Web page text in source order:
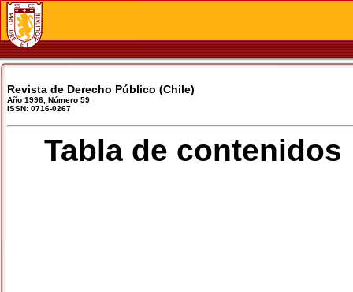
Revista de Derecho Público (Chile)
Año 1996, Número 59
ISSN: 0716-0267
Tabla de contenidos